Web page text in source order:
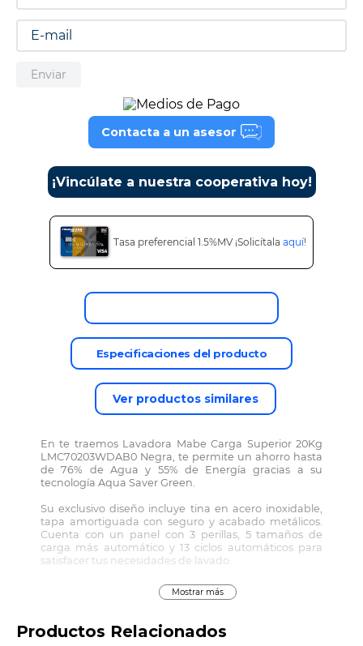
Enviar
Contacta a un asesor
¡Vincúlate a nuestra cooperativa hoy!
Tasa preferencial 1.5%MV ¡Solicítala aquí!
Especificaciones del producto
Ver productos similares
En te traemos Lavadora Mabe Carga Superior 20Kg
LMC70203WDAB0 Negra, te permite un ahorro hasta
de 76% de Agua y 55% de Energía gracias a su
tecnología Aqua Saver Green.
Su exclusivo diseño incluye tina en acero inoxidable,
tapa amortiguada con seguro y acabado metálicos.
Cuenta con un panel con 3 perillas, 5 tamaños de
carga más automático y 13 ciclos automáticos para
satisfacer tus necesidades de lavado.
• Infusor Aqua Energy, libre de enredos
• Despachadores independientes para jabón y otros
• Tapa amortiguada de cristal con seguro
• Black Out Recovery: Recuperación ante falla de
Mostrar más
Productos Relacionados